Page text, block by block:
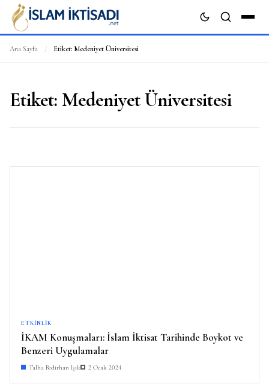
Ana Sayfa / Etiket: Medeniyet Üniversitesi
Etiket: Medeniyet Üniversitesi
ETKINLIK
İKAM Konuşmaları: İslam İktisat Tarihinde Boykot ve
Benzeri Uygulamalar
Talha Bedirhan Işık 2 Ocak 2024